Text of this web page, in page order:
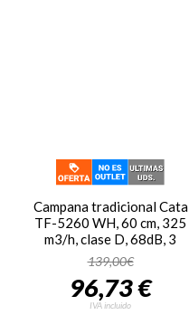
Campana tradicional Cata
TF-5260 WH, 60 cm, 325
m3/h, clase D, 68dB, 3
velocidades, luz LED,
ref. 02034501, blanco
139,00€
96,73 €
IVA incluido